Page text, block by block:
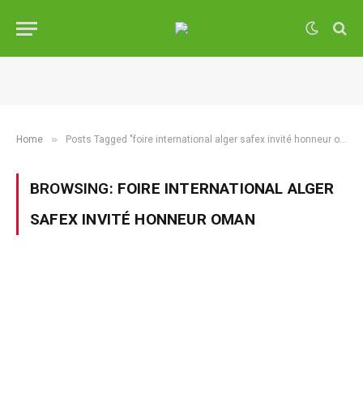
Home » Posts Tagged "foire international alger safex invité honneur oman"
BROWSING: FOIRE INTERNATIONAL ALGER
SAFEX INVITÉ HONNEUR OMAN